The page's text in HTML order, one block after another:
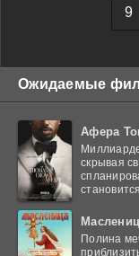
лишь
9
Ожидаемые
Афера
скрывая
Полина